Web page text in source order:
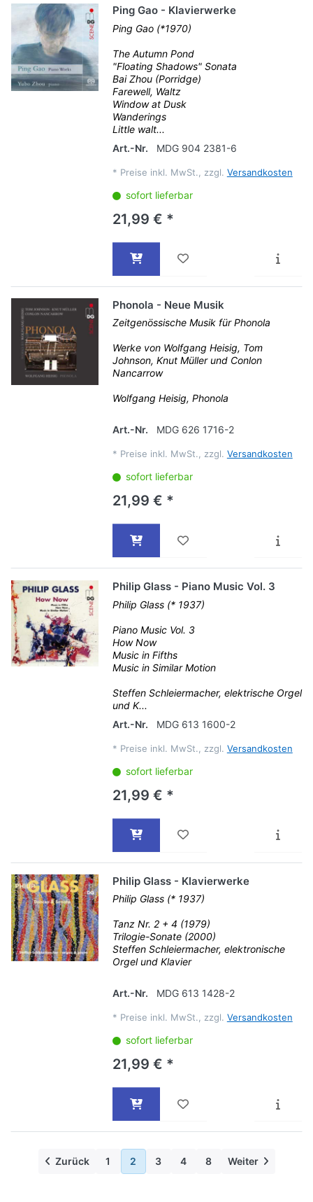
Ping Gao - Klavierwerke
Ping Gao (*1970)
The Autumn Pond
"Floating Shadows" Sonata
Bai Zhou (Porridge)
Farewell, Waltz
Window at Dusk
Wanderings
Little walt...
Art.-Nr.
MDG 904 2381-6
* Preise inkl. MwSt., zzgl. Versandkosten
sofort lieferbar
21,99 € *
Phonola - Neue Musik
Zeitgenössische Musik für Phonola
Werke von Wolfgang Heisig, Tom
Johnson, Knut Müller und Conlon
Nancarrow
Wolfgang Heisig, Phonola
Art.-Nr. MDG 626 1716-2
* Preise inkl. MwSt., zzgl. Versandkosten
sofort lieferbar
21,99 € *
Philip Glass - Piano Music Vol. 3
Philip Glass (* 1937)
Piano Music Vol. 3
How Now
Music in Fifths
Music in Similar Motion
Steffen Schleiermacher, elektrische Orgel
und K...
Art.-Nr.
MDG 613 1600-2
* Preise inkl. MwSt., zzgl. Versandkosten
sofort lieferbar
21,99 € *
Philip Glass - Klavierwerke
Philip Glass (* 1937)
Tanz Nr. 2 + 4 (1979)
Trilogie-Sonate (2000)
Steffen Schleiermacher, elektronische
Orgel und Klavier
Art.-Nr. MDG 613 1428-2
* Preise inkl. MwSt., zzgl. Versandkosten
sofort lieferbar
21,99 € *
Zurück 1 2 3 4 8 Weiter